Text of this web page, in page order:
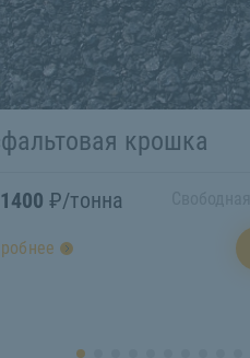
крошка
1400 ₽/тонна